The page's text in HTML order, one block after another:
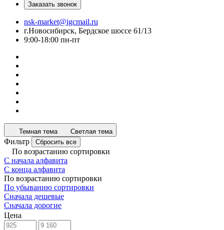
Заказать звонок
nsk-market@igcmail.ru
г.Новосибирск, Бердское шоссе 61/13
9:00-18:00 пн-пт
Темная тема Светлая тема
Фильтр Сбросить все
По возрастанию сортировки
С начала алфавита
С конца алфавита
По возрастанию сортировки
По убыванию сортировки
Сначала дешевые
Сначала дорогие
Цена